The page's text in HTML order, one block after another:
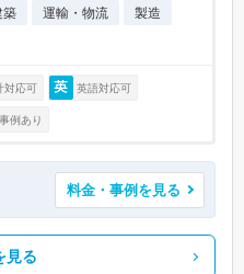
築 運輸・物流
製造
対応可 英語対応可
例あり
料金・事例を見る
見る